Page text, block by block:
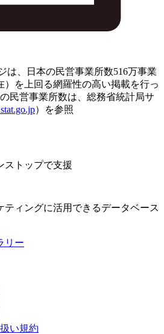
は、日本の民営事業所数516万事業
）を上回る網羅性の高い掲載を行っ
民営事業所数は、総務省統計局サ
）を参照
ストップで支援
ティングに活用できるデータベース
い規約